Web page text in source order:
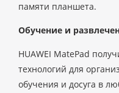
памяти планшета.
Обучение и
HUAWEI MatePad
технологий для
обучения и досуга в